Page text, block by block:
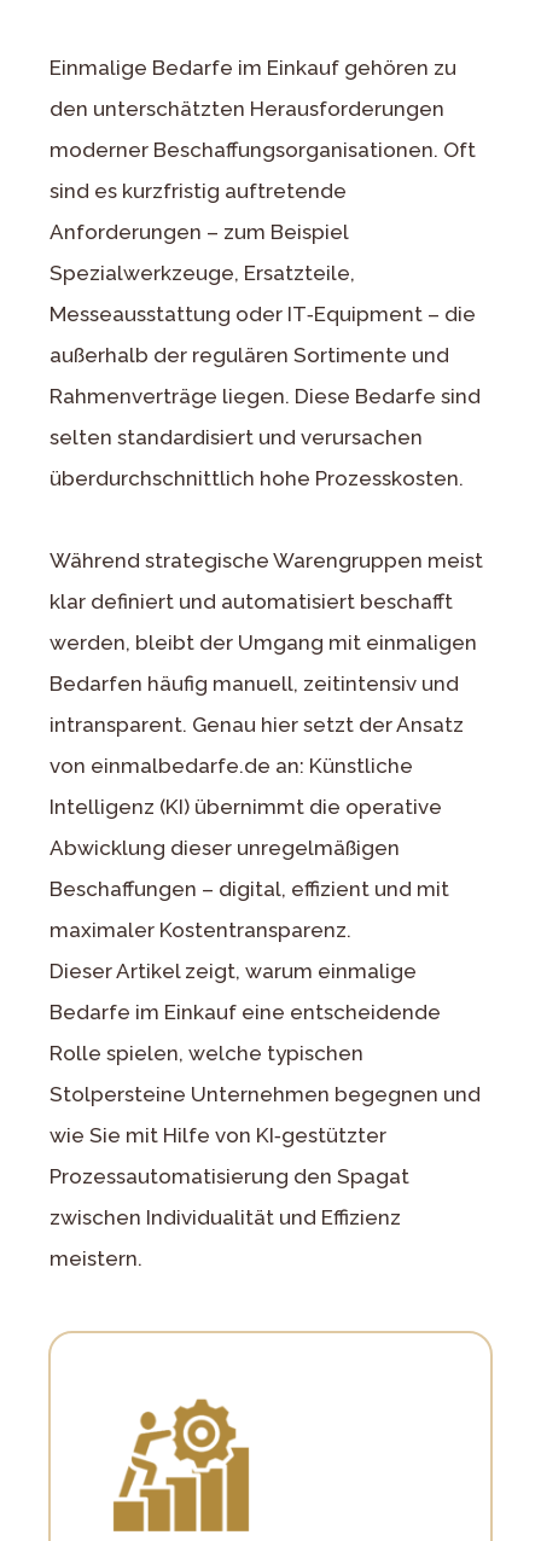
Einmalige Bedarfe im Einkauf gehören zu
den unterschätzten Herausforderungen
moderner Beschaffungsorganisationen. Oft
sind es kurzfristig auftretende
Anforderungen – zum Beispiel
Spezialwerkzeuge, Ersatzteile,
Messeausstattung oder IT‑Equipment – die
außerhalb der regulären Sortimente und
Rahmenverträge liegen. Diese Bedarfe sind
selten standardisiert und verursachen
überdurchschnittlich hohe Prozesskosten.
Während strategische Warengruppen meist
klar definiert und automatisiert beschafft
werden, bleibt der Umgang mit einmaligen
Bedarfen häufig manuell, zeitintensiv und
intransparent. Genau hier setzt der Ansatz
von einmalbedarfe.de an: Künstliche
Intelligenz (KI) übernimmt die operative
Abwicklung dieser unregelmäßigen
Beschaffungen – digital, effizient und mit
maximaler Kostentransparenz.
Dieser Artikel zeigt, warum einmalige
Bedarfe im Einkauf eine entscheidende
Rolle spielen, welche typischen
Stolpersteine Unternehmen begegnen und
wie Sie mit Hilfe von KI‑gestützter
Prozessautomatisierung den Spagat
zwischen Individualität und Effizienz
meistern.